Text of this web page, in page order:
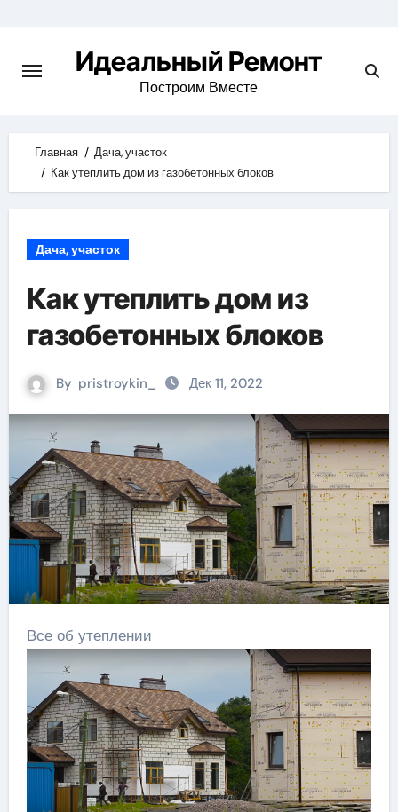
content
Идеальный Ремонт
Построим Вместе
Главная
Дача, участок
Как утеплить дом из газобетонных блоков
Дача, участок
Как утеплить дом из
газобетонных блоков
By pristroykin_ Дек 11, 2022
Все об утеплении